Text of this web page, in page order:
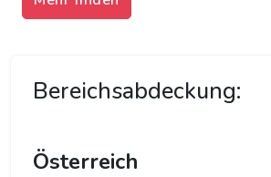
Bereichsabdeckung:
Österreich